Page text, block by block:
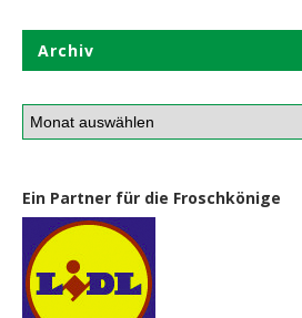
Archiv
Ein Partner für die Froschkönige